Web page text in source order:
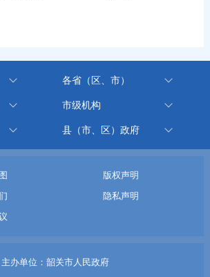
各省（区、市）
市级机构
县（市、区）政府
版权声明
隐私声明
主办单位：韶关市人民政府